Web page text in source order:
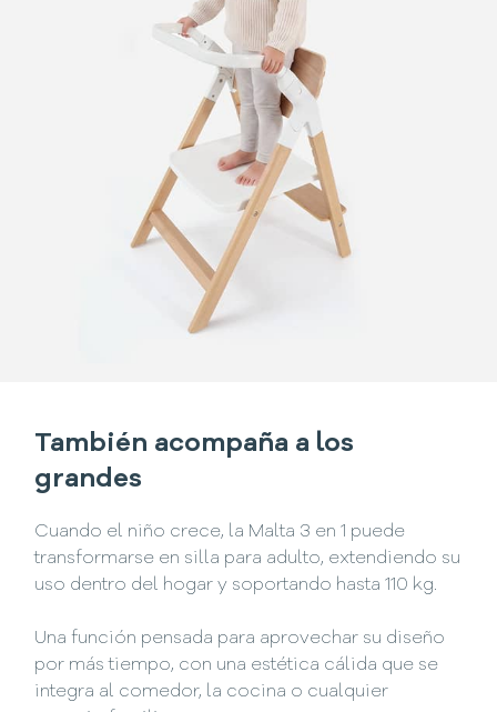
También acompaña a los
grandes
Cuando el niño crece, la Malta 3 en 1 puede
transformarse en silla para adulto, extendiendo su
uso dentro del hogar y soportando hasta 110 kg.
Una función pensada para aprovechar su diseño
por más tiempo, con una estética cálida que se
integra al comedor, la cocina o cualquier